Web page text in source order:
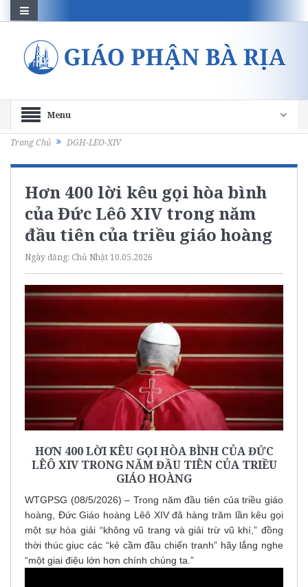
Menu
Trang Chủ DGH-LEO-XIV
Hơn 400 lời kêu gọi hòa bình
của Đức Lêô XIV trong năm
đầu tiên của triều giáo hoàng
Ngày đăng: Chủ Nhật 10.05.2026
HƠN 400 LỜI KÊU GỌI HÒA BÌNH CỦA ĐỨC
LÊÔ XIV TRONG NĂM ĐẦU TIÊN CỦA TRIỀU
GIÁO HOÀNG
WTGPSG (08/5/2026) – Trong năm đầu tiên của triều giáo
hoàng, Đức Giáo hoàng Lêô XIV đã hàng trăm lần kêu gọi
một sự hòa giải “không vũ trang và giải trừ vũ khí,” đồng
thời thúc giục các “kẻ cầm đầu chiến tranh” hãy lắng nghe
“một giai điệu lớn hơn chính chúng ta.”